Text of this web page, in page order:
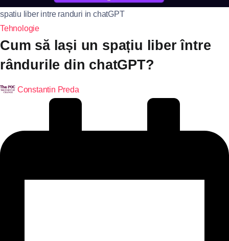
spatiu liber intre randuri in chatGPT
Tehnologie
Cum să lași un spațiu liber între
rândurile din chatGPT?
Constantin Preda